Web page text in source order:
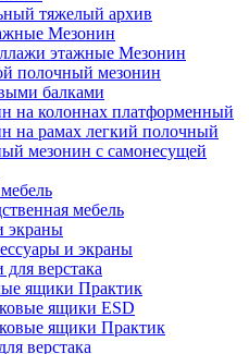
тяжелый архив
Мезонин
этажные Мезонин
полочный мезонин
балками
на колоннах платформенный
на рамах легкий полочный
мезонин с самонесущей
мебель
экраны
и экраны
верстака
ящики Практик
ящики ESD
ящики Практик
верстака